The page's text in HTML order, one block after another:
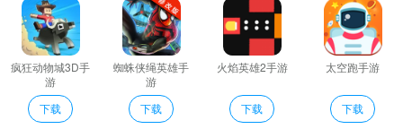
分细节提升用户体验
进入主页面点击秒杀专区这里的精品题库限时低价抢购
下载并安装软件使用手机号进行注册登录完善相关信息
练习题目的时候可以实时的记录你自己的练习时间能够知晓自己的
做题时间；
疯狂动物城3D手
游
下载
蜘蛛侠绳英雄手
游
下载
火焰英雄2手游
下载
太空跑手游
下载